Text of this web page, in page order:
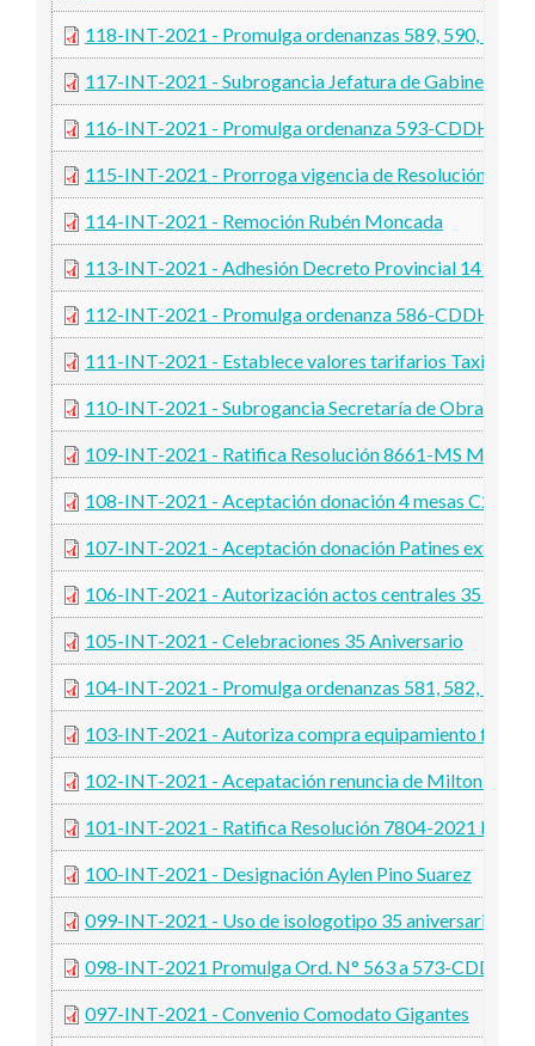
118-INT-2021 - Promulga ordenanzas 589, 590, 591,
117-INT-2021 - Subrogancia Jefatura de Gabinete y
116-INT-2021 - Promulga ordenanza 593-CDDH-
115-INT-2021 - Prorroga vigencia de Resolución
114-INT-2021 - Remoción Rubén Moncada
113-INT-2021 - Adhesión Decreto Provincial 1410-
112-INT-2021 - Promulga ordenanza 586-CDDH-
111-INT-2021 - Establece valores tarifarios Taxis y
110-INT-2021 - Subrogancia Secretaría de Obras y
109-INT-2021 - Ratifica Resolución 8661-MS
108-INT-2021 - Aceptación donación 4 mesas C25
107-INT-2021 - Aceptación donación Patines
106-INT-2021 - Autorización actos centrales 35
105-INT-2021 - Celebraciones 35 Aniversario
104-INT-2021 - Promulga ordenanzas 581, 582, 583,
103-INT-2021 - Autoriza compra equipamiento
102-INT-2021 - Acepatación renuncia de Milton
101-INT-2021 - Ratifica Resolución 7804-2021 MS
100-INT-2021 - Designación Aylen Pino Suarez
099-INT-2021 - Uso de isologotipo 35 aniversario
098-INT-2021 Promulga Ord. N° 563 a 573-CDDH-
097-INT-2021 - Convenio Comodato Gigantes